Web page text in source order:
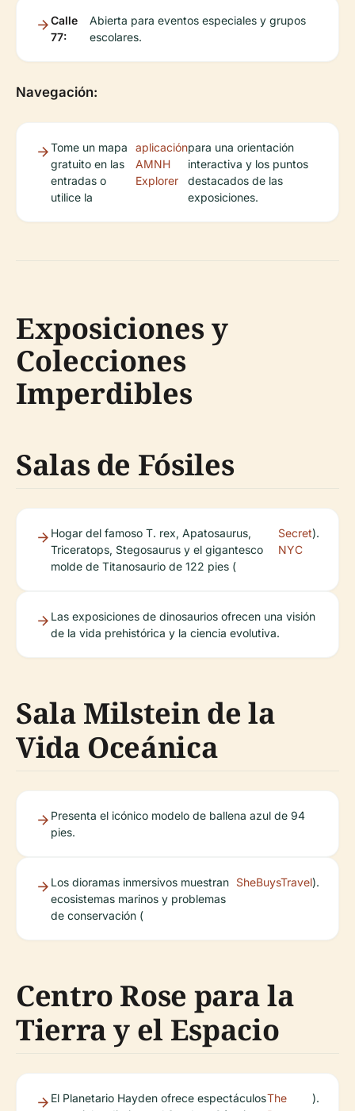
Calle
77:
Abierta para eventos especiales y grupos
escolares.
Navegación:
Tome un mapa
gratuito en las
entradas o
utilice la
aplicación
AMNH
Explorer
para una orientación
interactiva y los puntos
destacados de las
exposiciones.
Exposiciones y
Colecciones
Imperdibles
Salas de Fósiles
Hogar del famoso T. rex, Apatosaurus,
Triceratops, Stegosaurus y el gigantesco
molde de Titanosaurio de 122 pies (
Secret
NYC
).
Las exposiciones de dinosaurios ofrecen una visión
de la vida prehistórica y la ciencia evolutiva.
Sala Milstein de la
Vida Oceánica
Presenta el icónico modelo de ballena azul de 94
pies.
Los dioramas inmersivos muestran
ecosistemas marinos y problemas
de conservación (
SheBuysTravel).
Centro Rose para la
Tierra y el Espacio
El Planetario Hayden ofrece espectáculosThe
).